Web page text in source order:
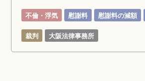
不倫・浮気 慰謝料 慰謝料の減額
裁判 大阪法律事務所